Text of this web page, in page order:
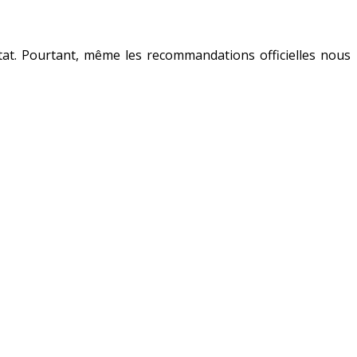
Pourtant, même les recommandations officielles nous